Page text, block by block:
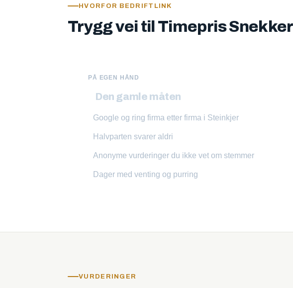
HVORFOR BEDRIFTLINK
Trygg vei til Timepris
PÅ EGEN HÅND
Den gamle måten
Google og ring firma etter firma i Steinkjer
Halvparten svarer aldri
Anonyme vurderinger du ikke vet om stemmer
Dager med venting og purring
VURDERINGER